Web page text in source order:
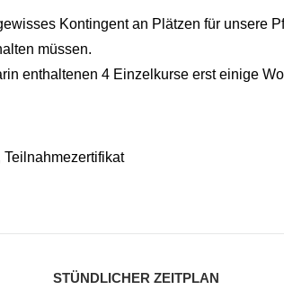
Kontingent an Plätzen für unsere
müssen.
enthaltenen 4 Einzelkurse erst einige
STÜNDLICHER ZEITPLAN